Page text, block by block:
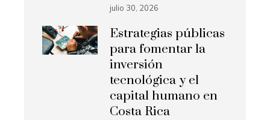
julio 30, 2026
Estrategias públicas
para fomentar la
inversión
tecnológica y el
capital humano en
Costa Rica